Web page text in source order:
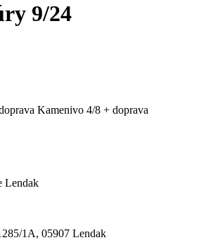
9/24
Kamenivo 4/8 + doprava
Lendak
1A, 05907 Lendak